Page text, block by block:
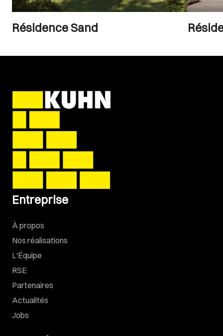
Résidence Sand
Entreprise
À propos
Nos réalisations
L'Équipe
RSE
Partenaires
Actualités
Jobs